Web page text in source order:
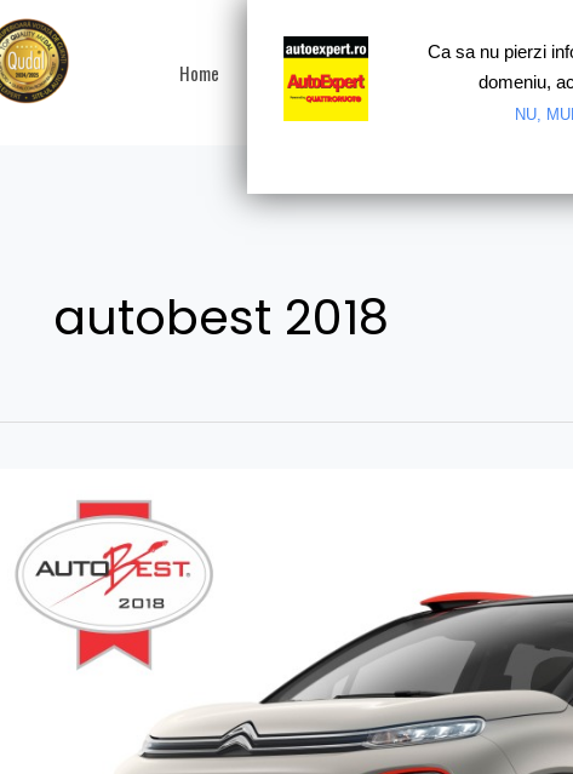
Home Test drive Motorsport
autobest 2018
Citroen
C3
Aircross
Ca sa nu pierzi
domeniu,
NU,